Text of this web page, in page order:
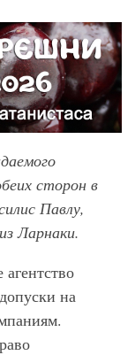
сторон в
Павлу,
Ларнаки.
на